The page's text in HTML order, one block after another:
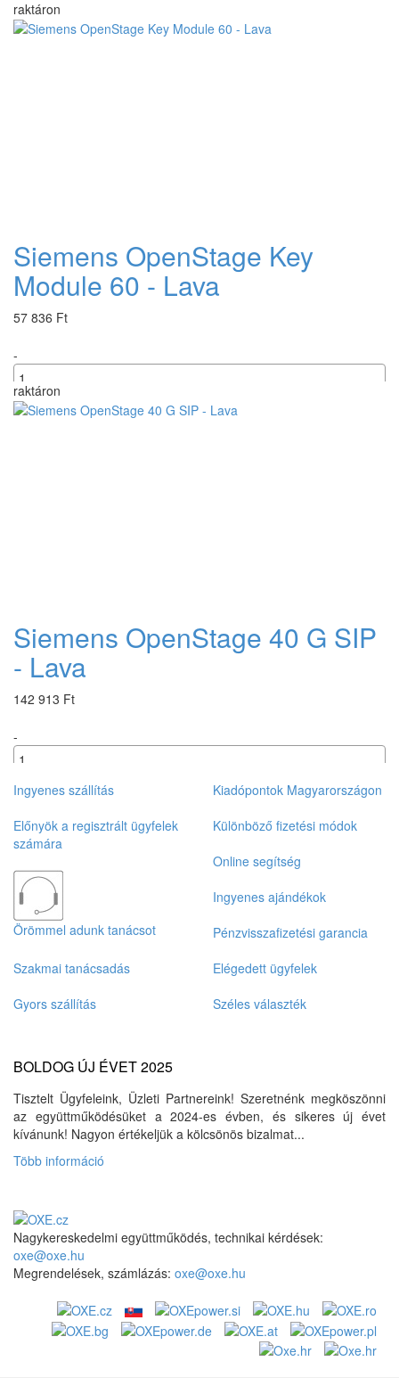
+
raktáron
Siemens OpenStage Key
Module 60 - Lava
57 836 Ft
-
+
raktáron
Siemens OpenStage 40 G SIP
- Lava
142 913 Ft
-
+
Ingyenes szállítás
Kiadópontok Magyarországon
Előnyök a regisztrált ügyfelek
számára
Különböző fizetési módok
Online segítség
Örömmel adunk tanácsot
Ingyenes ajándékok
Pénzvisszafizetési garancia
Szakmai tanácsadás
Elégedett ügyfelek
Gyors szállítás
Széles választék
BOLDOG ÚJ ÉVET 2025
Tisztelt Ügyfeleink, Üzleti Partnereink! Szeretnénk megköszönni
az együttműködésüket a 2024-es évben, és sikeres új évet
kívánunk! Nagyon értékeljük a kölcsönös bizalmat...
Több információ
Nagykereskedelmi együttműködés, technikai kérdések:
oxe@oxe.hu
Megrendelések, számlázás: oxe@oxe.hu